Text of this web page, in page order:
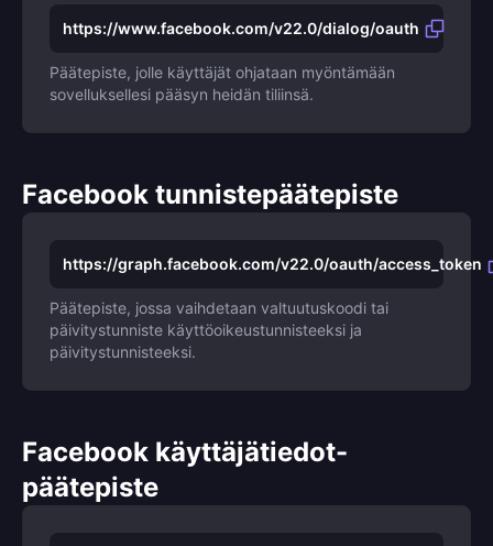
https://www.facebook.com/v22.0/dialog/oauth
Päätepiste, jolle käyttäjät ohjataan myöntämään
sovelluksellesi pääsyn heidän tiliinsä.
Facebook tunnistepäätepiste
https://graph.facebook.com/v22.0/oauth/access_token
Päätepiste, jossa vaihdetaan valtuutuskoodi tai
päivitystunniste käyttöoikeustunnisteeksi ja
päivitystunnisteeksi.
Facebook käyttäjätiedot-
päätepiste